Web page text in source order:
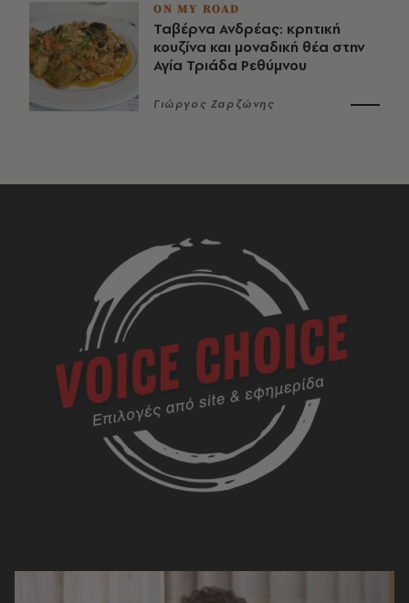
ON MY ROAD
Ταβέρνα Ανδρέας: κρητική
κουζίνα και μοναδική θέα στην
Αγία Τριάδα Ρεθύμνου
Γιώργος Ζαρζώνης